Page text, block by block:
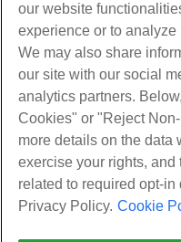
Des produits
Hébergement Web
Hébergement professionnel
Revendeur Hébergeur
Revendeur en marque
Géré Linux VPS
Prestations de service
Migrations de sites Web
Communauté
Documentation produit
Tutoriels
Compagnie
À propos de nous
our website
experience or to analyze
We may also share
our site with our social
analytics partners.
Cookies" or "Reject
more details on the data
exercise your rights, and
related to required opt-
Privacy Policy. Cookie